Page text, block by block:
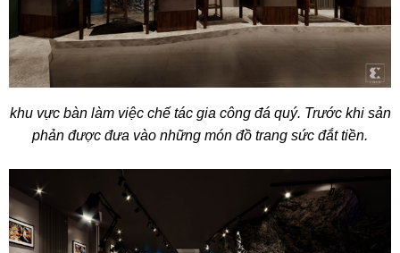
khu vực bàn làm việc chế tác gia công đá quý. Trước khi sản
phản được đưa vào những món đồ trang sức đắt tiền.